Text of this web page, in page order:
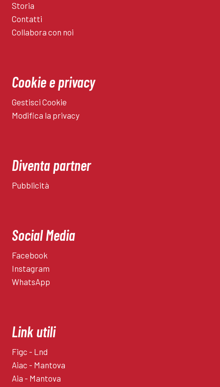
Storia
Contatti
Collabora con noi
Cookie e privacy
Gestisci Cookie
Modifica la privacy
Diventa partner
Pubblicità
Social Media
Facebook
Instagram
WhatsApp
Link utili
Figc - Lnd
Aiac - Mantova
Aia - Mantova